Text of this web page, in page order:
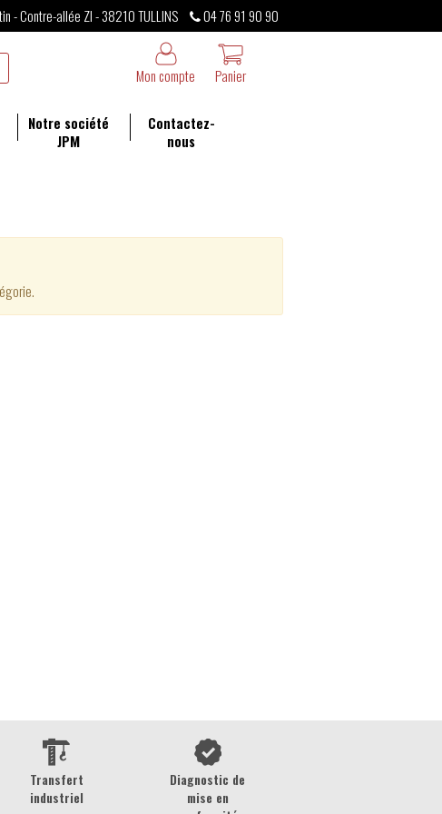
- Contre-allée ZI - 38210 TULLINS
04 76 91 90 90
Panier
Mon compte
Notre société
JPM
Contactez-
nous
Transfert
industriel
Diagnostic de
mise en